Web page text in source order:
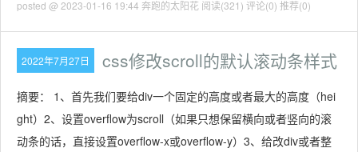
posted @ 2023-01-16 19:44 奔跑的太阳花 阅读(321) 评论(0) 推荐(0)
2022年7月27日 css修改scroll的默认滚动条样式
摘要： 1、首先我们要给div一个固定的高度或者最大的高度（hei
ght）2、设置overflow为scroll（如果只想保留横向或者竖向的滚
动条的话，直接设置overflow-x或overflow-y）3、给改div或者整